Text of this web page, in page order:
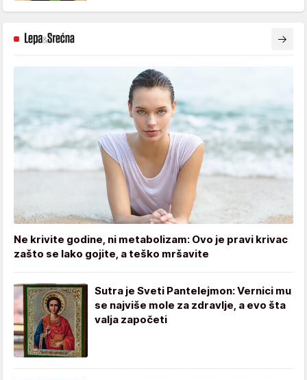
Ne krivite godine, ni metabolizam: Ovo je pravi krivac
zašto se lako gojite, a teško mršavite
Sutra je Sveti Pantelejmon: Vernici mu
se najviše mole za zdravlje, a evo šta
valja započeti